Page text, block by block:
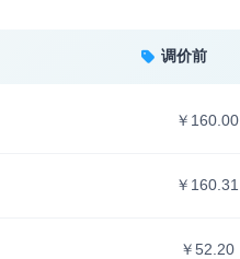
调价前
￥160.00
￥160.31
￥52.20